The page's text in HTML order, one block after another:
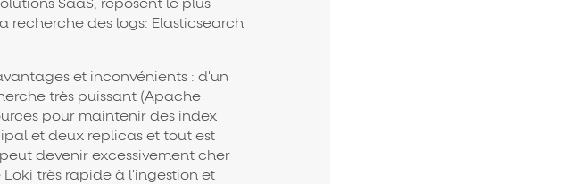
SaaS, reposent le plus
recherche des logs: Elasticsearch
et inconvénients : d'un
très puissant (Apache
pour maintenir des index
et deux replicas et tout est
devenir excessivement cher
très rapide à l'ingestion et